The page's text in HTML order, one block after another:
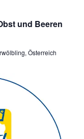
und Beeren
Österreich